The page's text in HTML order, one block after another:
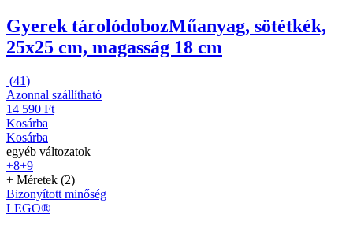
Gyerek tárolódobozMűanyag, sötétkék,
25x25 cm, magasság 18 cm
(41)
Azonnal szállítható
14 590 Ft
Kosárba
Kosárba
egyéb változatok
+8+9
+ Méretek (2)
Bizonyított minőség
LEGO®